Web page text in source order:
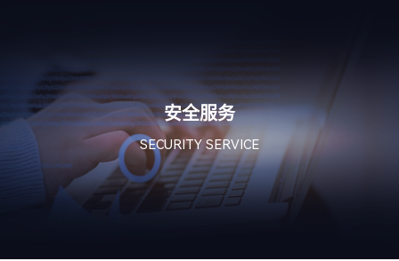
安全服务
SECURITY SERVICE